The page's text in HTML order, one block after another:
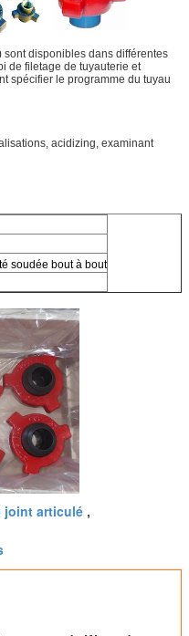
sont disponibles dans différentes
de filetage de tuyauterie et
spécifier le programme du tuyau
acidizing, examinant
soudée bout à bout
joint articulé ,